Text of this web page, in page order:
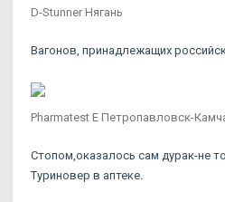
D-Stunner Нягань
Вагонов, принадлежащих
Pharmatest E Петропавловск-
Стопом,оказалось сам дурак-не
Туриновер в аптеке.